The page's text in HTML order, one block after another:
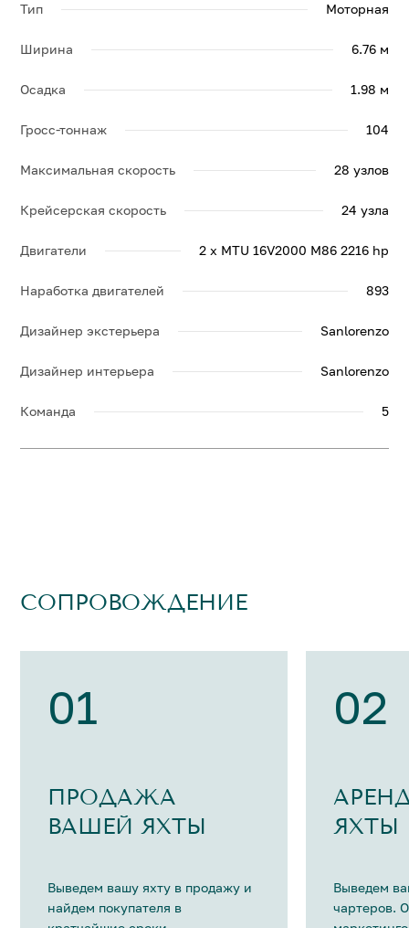
Тип Моторная
Ширина 6.76 м
Осадка 1.98 м
Гросс-тоннаж 104
Максимальная скорость 28 узлов
Крейсерская скорость 24 узла
Двигатели 2 x MTU 16V2000 M86 2216 hp
Наработка двигателей 893
Дизайнер экстерьера Sanlorenzo
Дизайнер интерьера Sanlorenzo
Команда 5
СОПРОВОЖДЕНИЕ
01
ПРОДАЖА
ВАШЕЙ ЯХТЫ
Выведем вашу яхту в продажу и
найдем покупателя в
02
ЯХТЫ
Выведем
чартеров.